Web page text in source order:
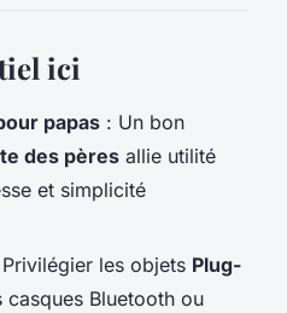
ici
papas : Un bon
des pères allie utilité
et simplicité
les objets Plug-
casques Bluetooth ou